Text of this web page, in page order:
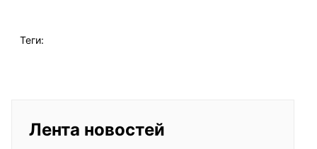
Теги:
Лента новостей